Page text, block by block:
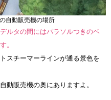
自動販売機の場所
ルタの間にはパラソルつきのベ
。
スチーマーラインが通る景色を
動販売機の奥にありますよ。